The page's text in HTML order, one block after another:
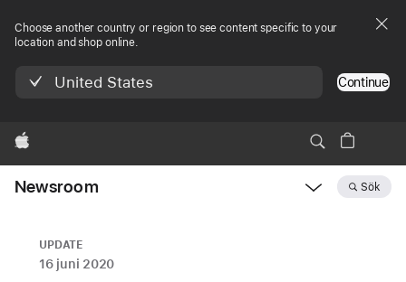
Choose another country or region to see content specific to your
location and shop online.
United States Continue
Apple
Newsroom Sök
UPDATE
16 juni 2020